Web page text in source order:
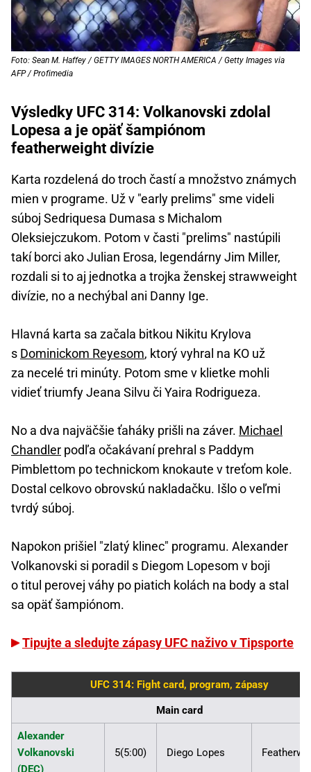
Foto: Sean M. Haffey / GETTY IMAGES NORTH AMERICA / Getty Images via
AFP / Profimedia
Výsledky UFC 314: Volkanovski zdolal
Lopesa a je opäť šampiónom
featherweight divízie
Karta rozdelená do troch častí a množstvo známych
mien v programe. Už v "early prelims" sme videli
súboj Sedriquesa Dumasa s Michalom
Oleksiejczukom. Potom v časti "prelims" nastúpili
takí borci ako Julian Erosa, legendárny Jim Miller,
rozdali si to aj jednotka a trojka ženskej strawweight
divízie, no a nechýbal ani Danny Ige.
Hlavná karta sa začala bitkou Nikitu Krylova
s Dominickom Reyesom, ktorý vyhral na KO už
za necelé tri minúty. Potom sme v klietke mohli
vidieť triumfy Jeana Silvu či Yaira Rodrigueza.
No a dva najväčšie ťaháky prišli na záver. Michael
Chandler podľa očakávaní prehral s Paddym
Pimblettom po technickom knokaute v treťom kole.
Dostal celkovo obrovskú nakladačku. Išlo o veľmi
tvrdý súboj.
Napokon prišiel "zlatý klinec" programu. Alexander
Volkanovski si poradil s Diegom Lopesom v boji
o titul perovej váhy po piatich kolách na body a stal
sa opäť šampiónom.
Tipujte a sledujte zápasy UFC naživo v Tipsporte
UFC 314: Fight card, program, zápasy
Main card
Alexander
Volkanovski
(DEC)
5(5:00) Diego Lopes